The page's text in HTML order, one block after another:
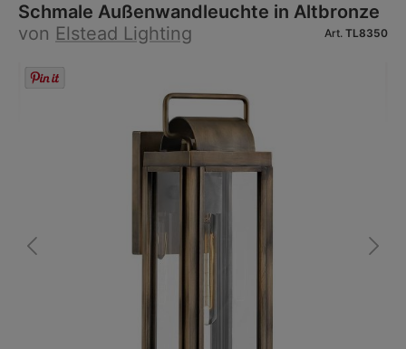
Schmale Außenwandleuchte in Altbronze
von Elstead Lighting Art. TL8350
Bildergalerie überspringen